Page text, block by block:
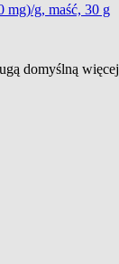
mg)/g, maść, 30 g
domyślną więcej